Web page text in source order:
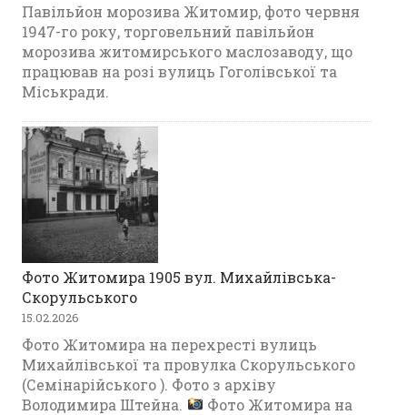
Павільйон морозива Житомир, фото червня
1947-го року, торговельний павільйон
морозива житомирського маслозаводу, що
працював на розі вулиць Гоголівської та
Міськради.
Фото Житомира 1905 вул. Михайлівська-
Скорульського
15.02.2026
Фото Житомира на перехресті вулиць
Михайлівської та провулка Скорульського
(Семінарійського ). Фото з архіву
Володимира Штейна.
Фото Житомира на